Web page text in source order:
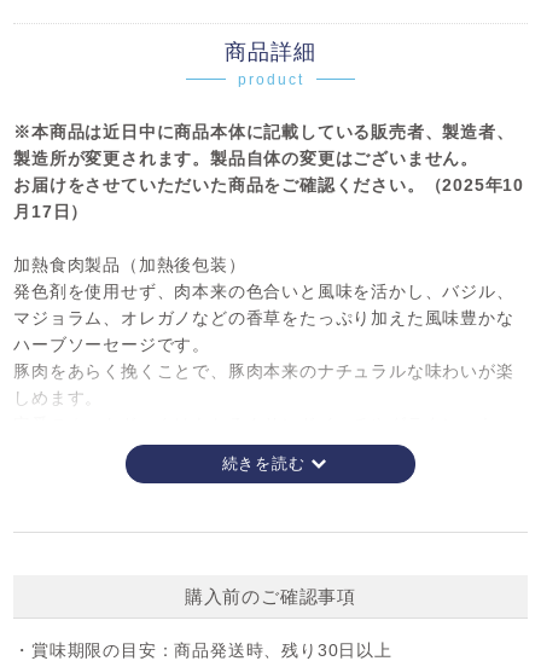
商品詳細
product
※本商品は近日中に商品本体に記載している販売者、製造者、
製造所が変更されます。製品自体の変更はございません。
お届けをさせていただいた商品をご確認ください。（2025年10
月17日）
加熱食肉製品（加熱後包装）
発色剤を使用せず、肉本来の色合いと風味を活かし、バジル、
マジョラム、オレガノなどの香草をたっぷり加えた風味豊かな
ハーブソーセージです。
豚肉をあらく挽くことで、豚肉本来のナチュラルな味わいが楽
しめます。
シュなどの具材におすすめです。
場合がございます。
ー等で拭き取ってお使いください。
1本あたり：約42g 入数：約24本
購入前のご確認事項
・賞味期限の目安：商品発送時、残り30日以上